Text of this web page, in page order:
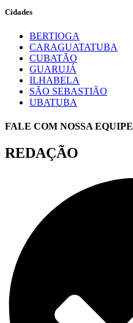
Cidades
BERTIOGA
CARAGUATATUBA
CUBATÃO
GUARUJÁ
ILHABELA
SÃO SEBASTIÃO
UBATUBA
FALE COM NOSSA EQUIPE
REDAÇÃO